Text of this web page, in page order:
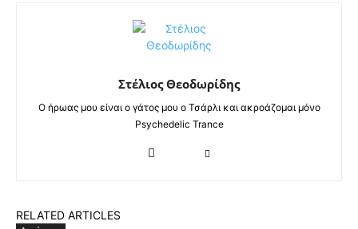
Στέλιος Θεοδωρίδης
Ο ήρωας μου είναι ο γάτος μου ο Τσάρλι και ακροάζομαι μόνο
Psychedelic Trance
RELATED ARTICLES